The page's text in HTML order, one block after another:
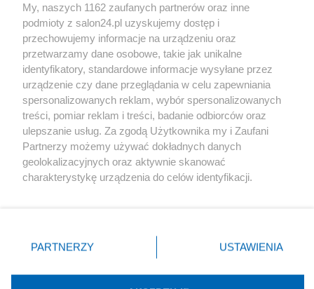
Społeczeństwo
Kultura
X Facebook Instagram Youtube
My, naszych 1162 zaufanych partnerów oraz inne
podmioty z salon24.pl uzyskujemy dostęp i
przechowujemy informacje na urządzeniu oraz
przetwarzamy dane osobowe, takie jak unikalne
identyfikatory, standardowe informacje wysyłane przez
urządzenie czy dane przeglądania w celu zapewniania
spersonalizowanych reklam, wybór spersonalizowanych
treści, pomiar reklam i treści, badanie odbiorców oraz
ulepszanie usług. Za zgodą Użytkownika my i Zaufani
Partnerzy możemy używać dokładnych danych
geolokalizacyjnych oraz aktywnie skanować
charakterystykę urządzenia do celów identyfikacji.
zmienić/wycofać klikając przycisk ustawień prywatności
znajdujący się w lewym dolnym rogu strony
rodzaje przetwarzania danych nie wymagają zgody
PARTNERZY USTAWIENIA